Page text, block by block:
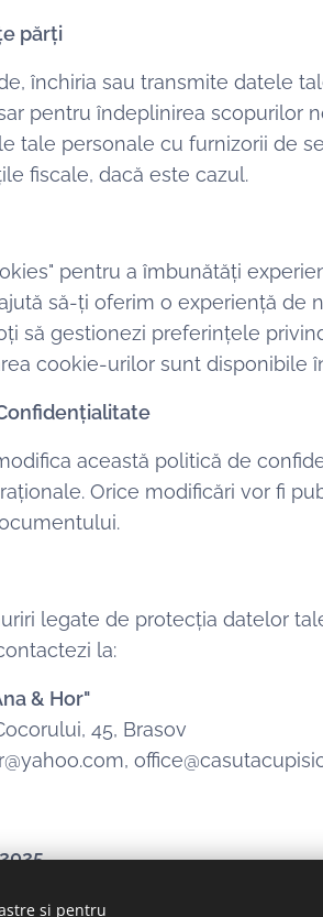
părți
închiria sau transmite datele
pentru îndeplinirea scopurilor
tale personale cu furnizorii de
fiscale, dacă este cazul.
pentru a îmbunătăți
să-ți oferim o experiență de
să gestionezi preferințele
cookie-urilor sunt disponibile
această politică de
Orice modificări vor fi
legate de protecția datelor
la:
& Hor"
45, Brasov
și pentru